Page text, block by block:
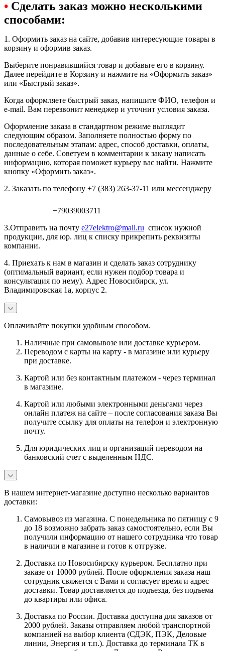
• Сделать заказ можно несколькими
способами:
1. Оформить заказ на сайте, добавив интересующие товары в
корзину и оформив заказ.
Выберите понравившийся товар и добавьте его в корзину.
Далее перейдите в Корзину и нажмите на «Оформить заказ»
или «Быстрый заказ».
Когда оформляете быстрый заказ, напишите ФИО, телефон и
e-mail. Вам перезвонит менеджер и уточнит условия заказа.
Оформление заказа в стандартном режиме выглядит
следующим образом. Заполняете полностью форму по
последовательным этапам: адрес, способ доставки, оплаты,
данные о себе. Советуем в комментарии к заказу написать
информацию, которая поможет курьеру вас найти. Нажмите
кнопку «Оформить заказ».
2. Заказать по телефону +7 (383) 263-37-11 или мессенджеру
+79039003711
3.Отправить на почту e27elektro@mail.ru список нужной
продукции, для юр. лиц к списку прикрепить реквизиты
компании.
4. Приехать к нам в магазин и сделать заказ сотруднику
(оптимальный вариант, если нужен подбор товара и
консультация по нему). Адрес Новосибирск, ул.
Владимировская 1а, корпус 2.
Оплачивайте покупки удобным способом.
Наличные при самовывозе или доставке курьером.
Переводом с карты на карту - в магазине или курьеру
при доставке.
Картой или без контактным платежом - через терминал
в магазине.
Картой или любыми электронными деньгами через
онлайн платеж на сайте – после согласования заказа Вы
получите ссылку для оплаты на телефон и электронную
почту.
Для юридических лиц и организаций переводом на
банковский счет с выделенным НДС.
В нашем интернет-магазине доступно несколько вариантов
доставки:
Самовывоз из магазина. С понедельника по пятницу с 9
до 18 возможно забрать заказ самостоятельно, если Вы
получили информацию от нашего сотрудника что товар
в наличии в магазине и готов к отгрузке.
Доставка по Новосибирску курьером. Бесплатно при
заказе от 10000 рублей. После оформления заказа наш
сотрудник свяжется с Вами и согласует время и адрес
доставки. Товар доставляется до подъезда, без подъема
до квартиры или офиса.
Доставка по России. Доставка доступна для заказов от
2000 рублей. Заказы отправляем любой транспортной
компанией на выбор клиента (СДЭК, ПЭК, Деловые
линии, Энергия и т.п.). Доставка до терминала ТК в